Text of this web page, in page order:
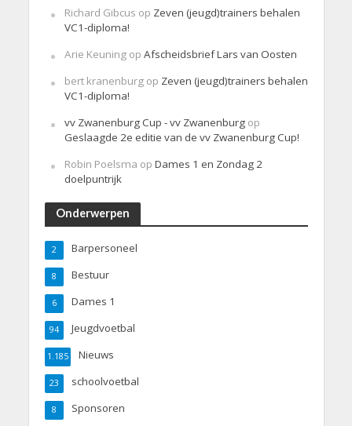
Richard Gibcus op Zeven (jeugd)trainers behalen
VC1-diploma!
Arie Keuningop Afscheidsbrief Lars van Oosten
bert kranenburgop Zeven (jeugd)trainers behalen
VC1-diploma!
vv Zwanenburg Cup - vv Zwanenburgop
Geslaagde 2e editie van de vv Zwanenburg Cup!
Robin Poelsma op Dames 1 en Zondag 2
doelpuntrijk
Onderwerpen
Barpersoneel
2
Bestuur
8
Dames 1
6
Jeugdvoetbal
94
Nieuws
1.185
schoolvoetbal
23
Sponsoren
8